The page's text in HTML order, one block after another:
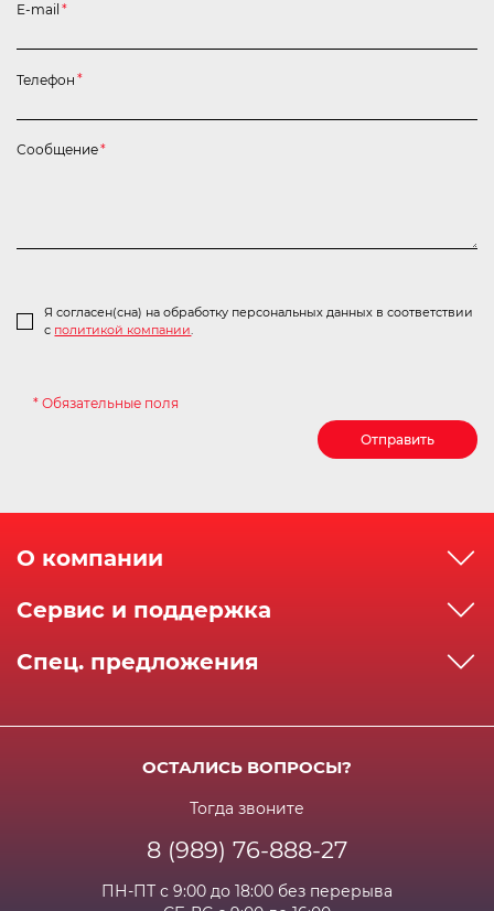
E-mail *
Я согласен(сна) на обработку персональных данных в соответствии
с политикой компании.
Телефон *
Сообщение*
* Обязательные поля
Отправить
О компании
Сервисный центр
Сервис и поддержка
Доставка
Возрат и гарантия
Спец. предложения
Часто задаваемые вопросы
ОСТАЛИСЬ ВОПРОСЫ?
Тогда звоните
8 (989) 76-888-27
ПН-ПТ с 9:00 до 18:00 без перерыва